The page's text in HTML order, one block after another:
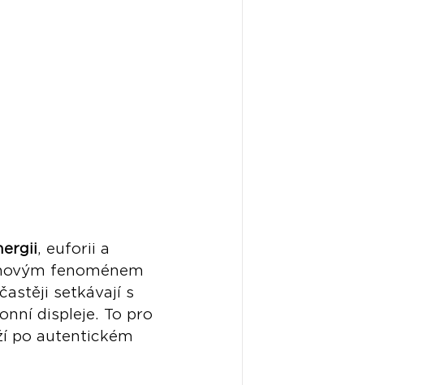
, euforii a
fenoménem
setkávají s
displeje. To pro
po autentickém